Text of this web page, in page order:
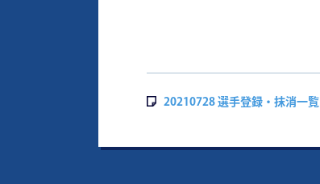
20210728 選手登録・抹消一覧